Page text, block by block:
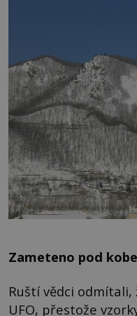
Zameteno pod
Ruští vědci
UFO, přestože